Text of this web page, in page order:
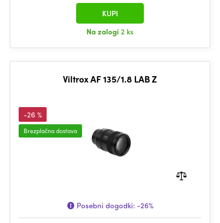
Na zalogi 2 ks
KUPI
Viltrox AF 135/1.8 LAB Z
-26 %
Brezplačna dostava
Posebni dogodki: -26%